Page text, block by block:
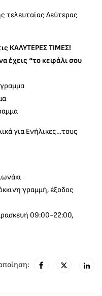
τελευταίας Δεύτερας
ΚΑΛΥΤΕΡΕΣ ΤΙΜΕΣ!
έχεις “το κεφάλι σου
για Ενήλικες…τους
γραμμή, έξοδος
09:00-22:00,